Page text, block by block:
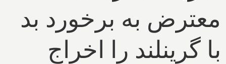
معترض به برخورد بد
با گرینلند را اخراج